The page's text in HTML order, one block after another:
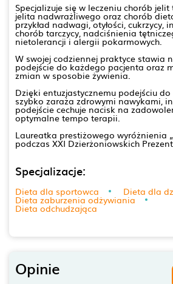
Specjalizuje się w leczeniu chorób jelit
jelita nadwrażliwego oraz chorób
przykład nadwagi, otyłości, cukrzycy,
chorób tarczycy, nadciśnienia
nietolerancji i alergii pokarmowych.
W swojej codziennej praktyce stawia
podejście do każdego pacjenta oraz
zmian w sposobie żywienia.
Dzięki entuzjastycznemu podejściu
szybko zaraża zdrowymi nawykami,
podejście cechuje nacisk na
optymalne tempo terapii.
Laureatka prestiżowego wyróżnienia
podczas XXI Dzierżoniowskich
Specjalizacje:
Dieta dla sportowca Dieta dla
Dieta zaburzenia odżywiania
Dieta odchudzająca
Opinie